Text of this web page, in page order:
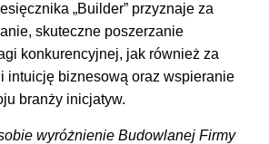
„Builder” przyznaje za
skuteczne poszerzanie
konkurencyjnej, jak również za
intuicję biznesową oraz wspieranie
branży inicjatyw.
wyróżnienie Budowlanej Firmy